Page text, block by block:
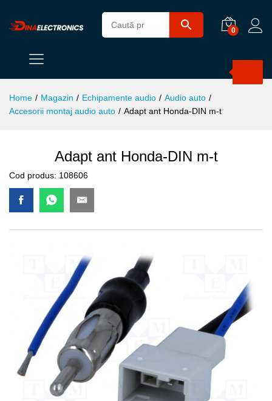
0
Home / Magazin / Echipamente audio / Audio auto /
Accesorii montaj audio auto / Adapt ant Honda-DIN m-t
Adapt ant Honda-DIN m-t
Cod produs: 108606